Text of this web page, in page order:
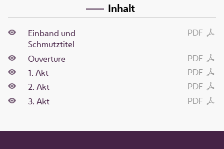
Inhalt
PDF
Einband und
Schmutztitel
PDF
Ouverture
PDF
1. Akt
PDF
2. Akt
PDF
3. Akt